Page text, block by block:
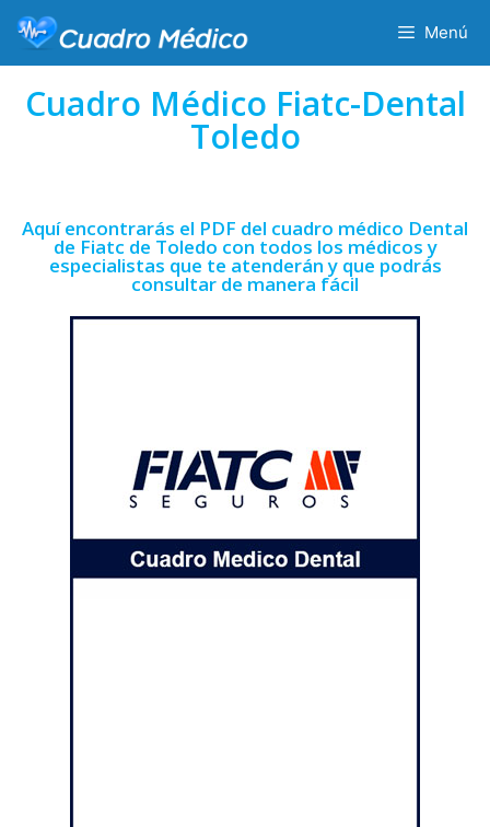
Menú
Cuadro Médico Fiatc-Dental
Toledo
Aquí encontrarás el PDF del cuadro médico Dental
de Fiatc de Toledo con todos los médicos y
especialistas que te atenderán y que podrás
consultar de manera fácil